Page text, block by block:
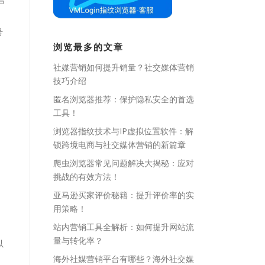
浏览最多的文章
社媒营销如何提升销量？社交媒体营销
技巧介绍
匿名浏览器推荐：保护隐私安全的首选
工具！
浏览器指纹技术与IP虚拟位置软件：解
锁跨境电商与社交媒体营销的新篇章
爬虫浏览器常见问题解决大揭秘：应对
挑战的有效方法！
亚马逊买家评价秘籍：提升评价率的实
用策略！
站内营销工具全解析：如何提升网站流
量与转化率？
海外社媒营销平台有哪些？海外社交媒